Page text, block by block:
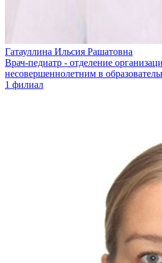
Гатауллина Ильсия Рашатовна
Врач-педиатр - отделение
несовершеннолетним в
1 филиал